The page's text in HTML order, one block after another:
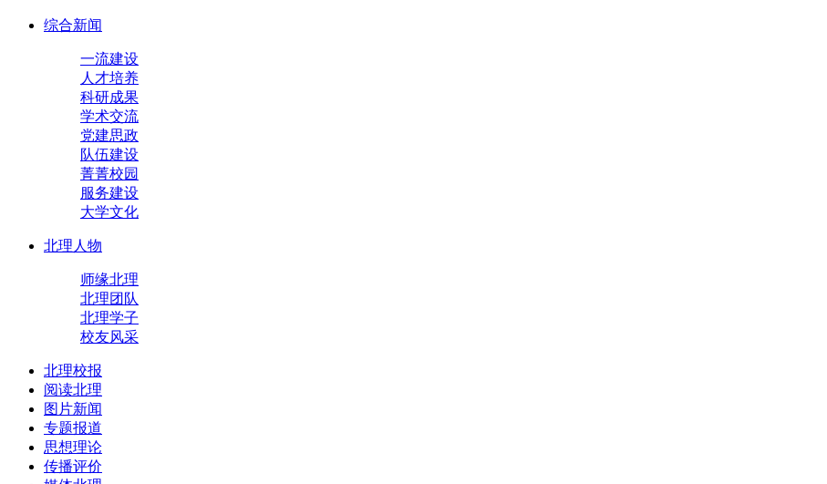
综合新闻
一流建设
人才培养
科研成果
学术交流
党建思政
队伍建设
菁菁校园
服务建设
大学文化
北理人物
师缘北理
北理团队
北理学子
校友风采
北理校报
阅读北理
图片新闻
专题报道
思想理论
传播评价